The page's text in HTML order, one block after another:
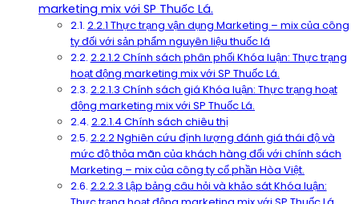
marketing mix với SP Thuốc Lá.
2.2.1 Thực trạng vận dụng Marketing – mix của công
ty đối với sản phẩm nguyên liệu thuốc lá
2.2.1.2 Chính sách phân phối Khóa luận: Thực trạng
hoạt động marketing mix với SP Thuốc Lá.
2.2.1.3 Chính sách giá Khóa luận: Thực trạng hoạt
động marketing mix với SP Thuốc Lá.
2.2.1.4 Chính sách chiêu thị
2.2.2 Nghiên cứu định lượng đánh giá thái độ và
mức độ thỏa mãn của khách hàng đối với chính sách
Marketing – mix của công ty cổ phần Hòa Việt.
2.2.2.3 Lập bảng câu hỏi và khảo sát Khóa luận: